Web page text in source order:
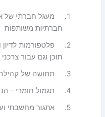
מעגל חברתי של
חברתיות משותפות
פלטפורמות לדיון
תוכן וגם עבור צרכני
תחושה של
תגמול חומרי –
אתגור מחשבתי